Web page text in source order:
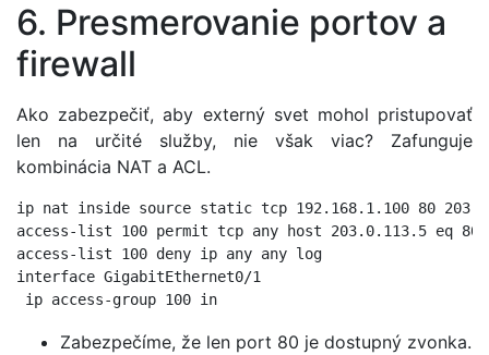
6. Presmerovanie portov a
firewall
Ako zabezpečiť, aby externý svet mohol pristupovať
len na určité služby, nie však viac? Zafunguje
kombinácia NAT a ACL.
ip nat inside source static tcp 192.168.1.100 80
access-list 100 permit tcp any host 203.0.113.5 eq 80
access-list 100 deny ip any any log
interface GigabitEthernet0/1
ip access-group 100 in
Zabezpečíme, že len port 80 je dostupný zvonka.